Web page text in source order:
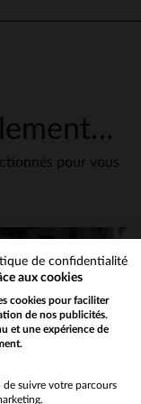
pour vous
English site?
de confidentialité
aux cookies
cookies pour faciliter
de nos publicités.
et une expérience de
de suivre votre parcours